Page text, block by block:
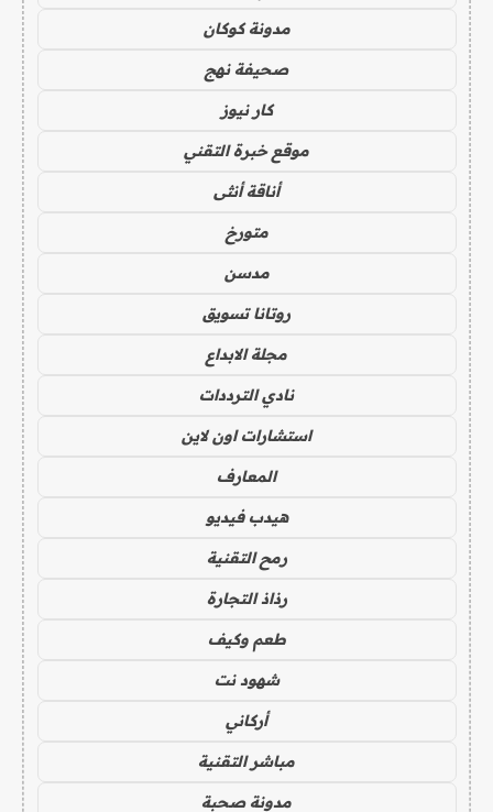
مدونة كوكان
صحيفة نهج
كار نيوز
موقع خبرة التقني
أناقة أنثى
متورخ
مدسن
روتانا تسويق
مجلة الابداع
نادي الترددات
استشارات اون لاين
المعارف
هيدب فيديو
رمح التقنية
رذاذ التجارة
طعم وكيف
شهود نت
أركاني
مباشر التقنية
مدونة صحبة